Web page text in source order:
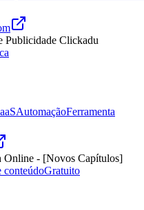
Publicidade Clickadu
AutomaçãoFerramenta
Online - [Novos Capítulos]
conteúdoGratuito